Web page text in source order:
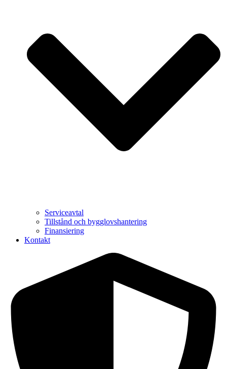
Serviceavtal
Tillstånd och bygglovshantering
Finansiering
Kontakt